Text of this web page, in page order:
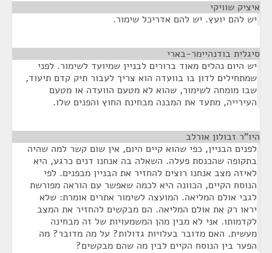
איציק שוויקי
יש להם יועץ. יש להם אדריכל שימור.
סיגלית בודנהיימר-בארי
יש היום נהלים מאוד ברורים לבניין שמיועד לשימור. לפני
שמתחילים לדון בו בוועדה הוא צריך לעבור תיק קדם תיעוד,
שבו מומחה לשימור, שהוא לא מטעם הוועדה או מטעם
העירייה, מתעד את המבנה מבחינת החוץ והפנים שלו.
היו"ר זבולון אורלב
לפנים הבניין, כפי שהוא קיים היום, אין שום קשר למה שהיה
בתקופה שהכנסת פעלה. השאלה בה אנחנו דנים כרגע, היא
לאיזה מצב אנחנו רוצים להחזיר את הבניין מבפנים. לפי
הנוסח הקיים, הכוונה היא לכמה שאפשר עם הוראה מפורשת
לגבי אולם המליאה. המועצה לשימור אתרים אומרת: שלא
יראו רק את אולם המליאה. הם מבקשים להחזיר את המצב
לקדמותו. אני לא מבין מהן המשמעויות של זה מבחינה
מעשית. האם מדובר בעלויות גדולות? על מה מדובר? מה
הפער בין הנוסח הקיים לבין מה שהם מבקשים?